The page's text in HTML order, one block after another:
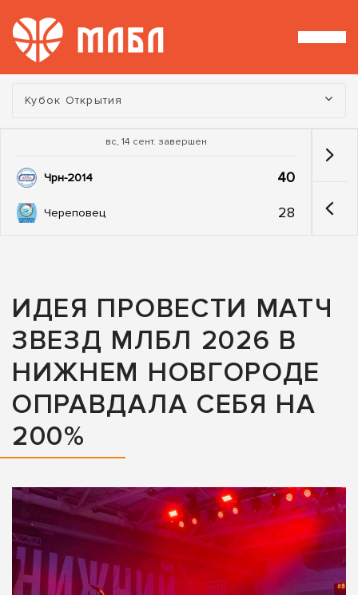
Турнир:
Кубок Открытия
вс, 14 сент. завершен
Чрн-2014 40
Череповец 28
ИДЕЯ ПРОВЕСТИ МАТЧ
ЗВЕЗД МЛБЛ 2026 В
НИЖНЕМ НОВГОРОДЕ
ОПРАВДАЛА СЕБЯ НА
200%